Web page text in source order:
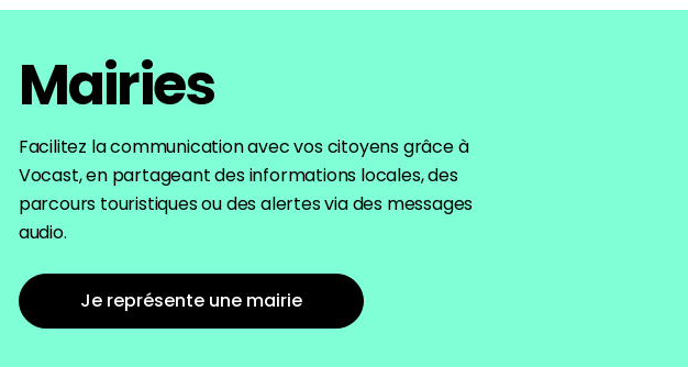
Mairies
Facilitez la communication avec vos citoyens grâce à
Vocast, en partageant des informations locales, des
parcours touristiques oudes alertesvia des messages
audio.
Je représente une mairie